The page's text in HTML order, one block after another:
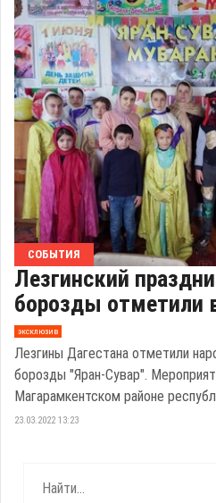
СОБЫТИЯ
Лезгинский
борозды отметили
эксклюзив
Лезгины Дагестана отметили
борозды "Яран-Сувар".
Магарамкентском районе
23.03.2022 13:23